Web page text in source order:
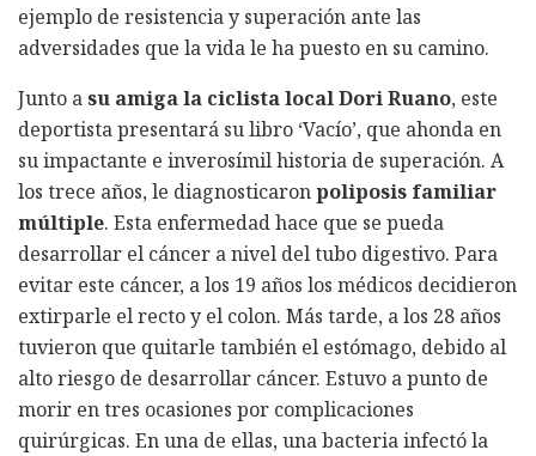
ejemplo de resistencia y superación ante las
adversidades que la vida le ha puesto en su camino.
Junto asu amiga la ciclista local Dori Ruano, este
deportista presentará su libro ‘Vacío’, que ahonda en
su impactante e inverosímil historia de superación. A
los trece años, le diagnosticaronpoliposis familiar
múltiple. Esta enfermedad hace que se pueda
desarrollar el cáncer a nivel del tubo digestivo. Para
evitar este cáncer, a los 19 años los médicos decidieron
extirparle el recto y el colon. Más tarde, a los 28 años
tuvieron que quitarle también el estómago, debido al
alto riesgo de desarrollar cáncer. Estuvo a punto de
morir en tres ocasiones por complicaciones
quirúrgicas. En una de ellas, una bacteria infectó la